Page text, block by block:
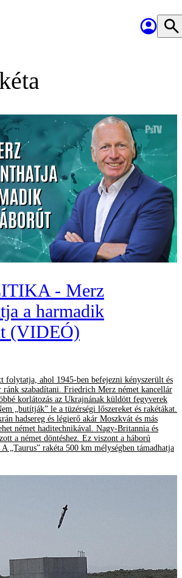
- Merz
a harmadik
(VIDEÓ)
folytatja, ahol 1945-ben befejezni kényszerült és
ránk szabadítani. Friedrich Merz német kancellár
korlátozás az Ukrajnának küldött fegyverek
„butítják” le a tüzérségi lőszereket és rakétákat.
hadsereg és légierő akár Moszkvát és más
német haditechnikával. Nagy-Britannia és
a német döntéshez. Ez viszont a háború
„Taurus” rakéta 500 km mélységben támadhatja